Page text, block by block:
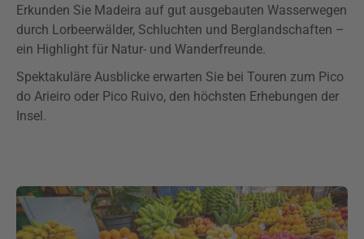
Erkunden Sie Madeira auf gut ausgebauten Wasserwegen
durch Lorbeerwälder, Schluchten und Berglandschaften –
ein Highlight für Natur- und Wanderfreunde.
Spektakuläre Ausblicke erwarten Sie bei Touren zum Pico
do Arieiro oder Pico Ruivo, den höchsten Erhebungen der
Insel.